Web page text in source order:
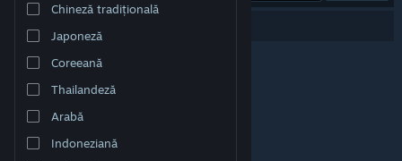
Schimbă limba
Vezi site în versiunea pentru desktop
Chineză tradițională
Japoneză
Coreeană
Thailandeză
Arabă
Indoneziană